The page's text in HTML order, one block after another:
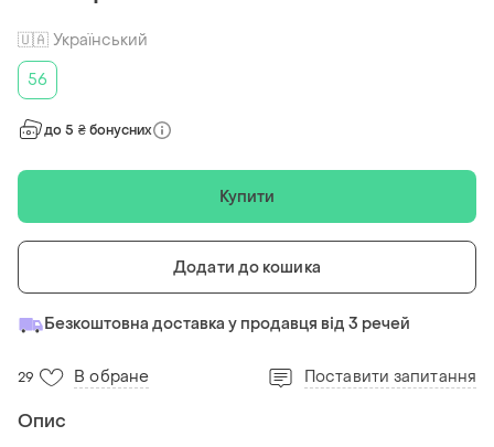
🇺🇦 Український
56
до 5 ₴ бонусних
Купити
Додати до кошика
Безкоштовна доставка у продавця від 3 речей
29 В обране Поставити запитання
Опис